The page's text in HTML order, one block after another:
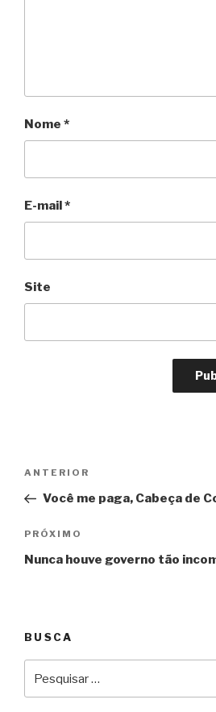
Nome *
E-mail*
Site
Post
Anterior
ANTERIOR
Você me paga, Cabeça de
Próximo
PRÓXIMO
Nunca houve governo tão
BUSCA
por: